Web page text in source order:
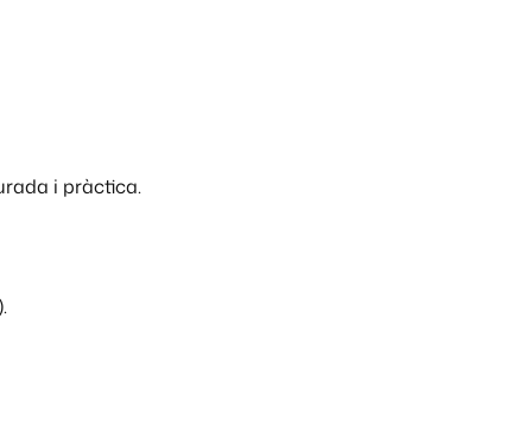
i pràctica.